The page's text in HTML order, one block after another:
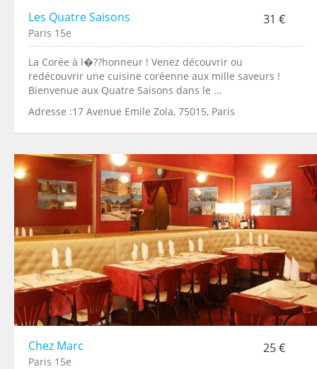
Les Quatre Saisons 31 €
Paris 15e
La Corée à l�??honneur ! Venez découvrir ou
redécouvrir une cuisine coréenne aux mille saveurs !
Bienvenue aux Quatre Saisons dans le ...
Adresse :17 Avenue Emile Zola, 75015, Paris
Chez Marc 25 €
Paris 15e